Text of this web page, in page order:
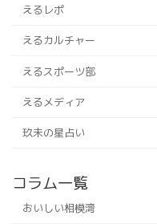
えるレポ
えるカルチャー
えるスポーツ部
えるメディア
玖未の星占い
コラム一覧
おいしい相模湾